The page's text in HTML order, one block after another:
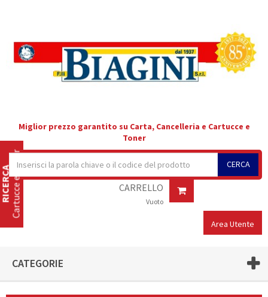
Miglior prezzo garantito su Carta, Cancelleria e Cartucce e
Toner
CERCA
CARRELLO
Vuoto
Area Utente
CATEGORIE
Cartucce e Toner